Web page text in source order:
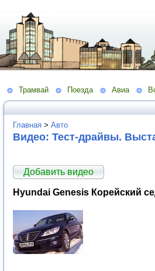
Трамвай Поезда Авиа
Главная > Авто
Видео: Тест-драйвы.
Добавить видео
Hyundai Genesis Корейский